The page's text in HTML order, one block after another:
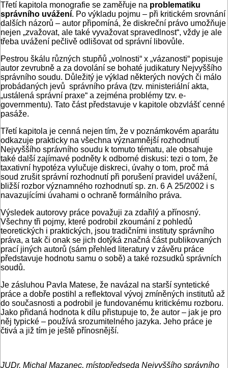
Třetí kapitola monografie se zaměřuje na problematiku
správního uvážení. Po výkladu pojmu – při kritickém srovnání
dalších názorů – autor připomíná, že diskreční právo umožňuje
nejen „zvažovat, ale také vyvažovat spravedlnost“, vždy je ale
třeba uvážení pečlivě odlišovat od správní libovůle.
Pestrou škálu různých stupňů „volnosti“ x „vázanosti“ popisuje
autor zevrubně a za dovolání se bohaté judikatury Nejvyššího
správního soudu. Důležitý je výklad některých nových či málo
probádaných jevů správního práva (tzv. ministeriální akta,
„ustálená správní praxe“ a zejména problémy tzv. e-
governmentu). Tato část představuje v kapitole obzvlášť cenné
pasáže.
Třetí kapitola je cenná nejen tím, že v poznámkovém aparátu
odkazuje prakticky na všechna významnější rozhodnutí
Nejvyššího správního soudu k tomuto tématu, ale obsahuje
také další zajímavé podněty k odborné diskusi: tezi o tom, že
taxativní hypotéza vylučuje diskreci, úvahy o tom, proč má
soud zrušit správní rozhodnutí při porušení pravidel uvážení,
bližší rozbor významného rozhodnutí sp. zn. 6 A 25/2002 i s
navazujícími úvahami o ochraně formálního práva.
Výsledek autorovy práce považuji za zdařilý a přínosný.
Všechny tři pojmy, které podrobil zkoumání z pohledů
teoretických i praktických, jsou tradičními instituty správního
práva, a tak či onak se jich dotýká značná část publikovaných
prací jiných autorů (sám přehled literatury v závěru práce
představuje hodnotu samu o sobě) a také rozsudků správních
soudů.
Je zásluhou Pavla Matese, že navázal na starší syntetické
práce a dobře postihl a reflektoval vývoj zmíněných institutů až
do současnosti a podrobil je fundovanému kritickému rozboru.
Jako přidaná hodnota k dílu přistupuje to, že autor – jak je pro
něj typické – používá srozumitelného jazyka. Jeho práce je
čtivá a již tím je ještě přínosnější.
JUDr. Michal Mazanec, místopředseda Nejvyššího správního